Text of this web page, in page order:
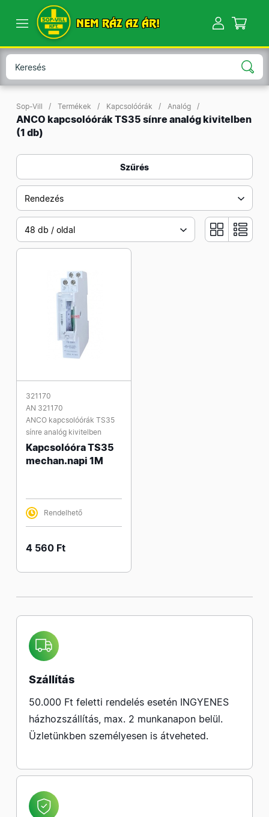
NEM RÁZ AZ ÁR!
Sop-Vill Termékek Kapcsolóórák Analóg
ANCO kapcsolóórák TS35 sínre analóg kivitelben
(1 db)
Szűrés
Rendezés
48 db / oldal
321170
AN 321170
ANCO kapcsolóórák TS35
sínre analóg kivitelben
Kapcsolóóra TS35
mechan.napi 1M
Rendelhető
4 560 Ft
Szállítás
50.000 Ft feletti rendelés esetén INGYENES
házhozszállítás, max. 2 munkanapon belül.
Üzletünkben személyesen is átveheted.